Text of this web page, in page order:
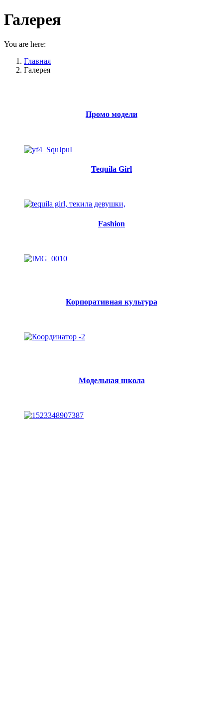
Галерея
You are here:
Главная
Галерея
Промо модели
Tequila Girl
Fashion
Корпоративная культура
Модельная школа